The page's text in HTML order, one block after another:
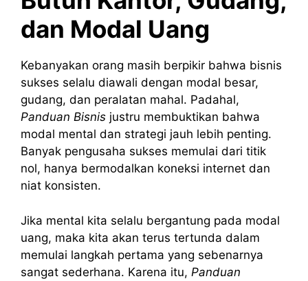
dan Modal Uang
Kebanyakan orang masih berpikir bahwa bisnis
sukses selalu diawali dengan modal besar,
gudang, dan peralatan mahal. Padahal,
Panduan Bisnis justru membuktikan bahwa
modal mental dan strategi jauh lebih penting.
Banyak pengusaha sukses memulai dari titik
nol, hanya bermodalkan koneksi internet dan
niat konsisten.
Jika mental kita selalu bergantung pada modal
uang, maka kita akan terus tertunda dalam
memulai langkah pertama yang sebenarnya
sangat sederhana. Karena itu, Panduan